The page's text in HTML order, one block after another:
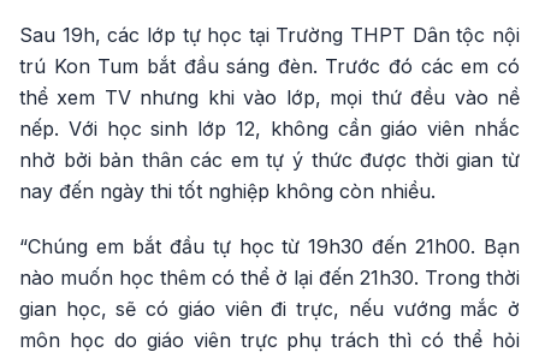
Sau 19h, các lớp tự học tại Trường THPT Dân tộc nội
trú Kon Tum bắt đầu sáng đèn. Trước đó các em có
thể xem TV nhưng khi vào lớp, mọi thứ đều vào nề
nếp. Với học sinh lớp 12, không cần giáo viên nhắc
nhở bởi bản thân các em tự ý thức được thời gian từ
nay đến ngày thi tốt nghiệp không còn nhiều.
“Chúng em bắt đầu tự học từ 19h30 đến 21h00. Bạn
nào muốn học thêm có thể ở lại đến 21h30. Trong thời
gian học, sẽ có giáo viên đi trực, nếu vướng mắc ở
môn học do giáo viên trực phụ trách thì có thể hỏi